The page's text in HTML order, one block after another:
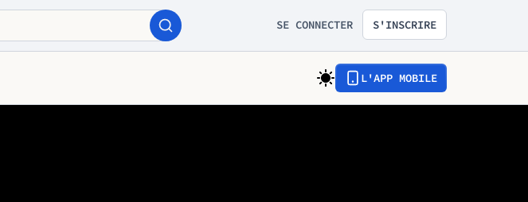
SE CONNECTER S'INSCRIRE
L'APP MOBILE